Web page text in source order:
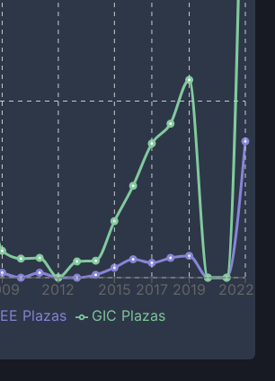
2012 2015 2017 2019 2022
Plazas GIC Plazas